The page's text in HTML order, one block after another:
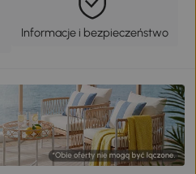
Informacje i bezpieczeństwo